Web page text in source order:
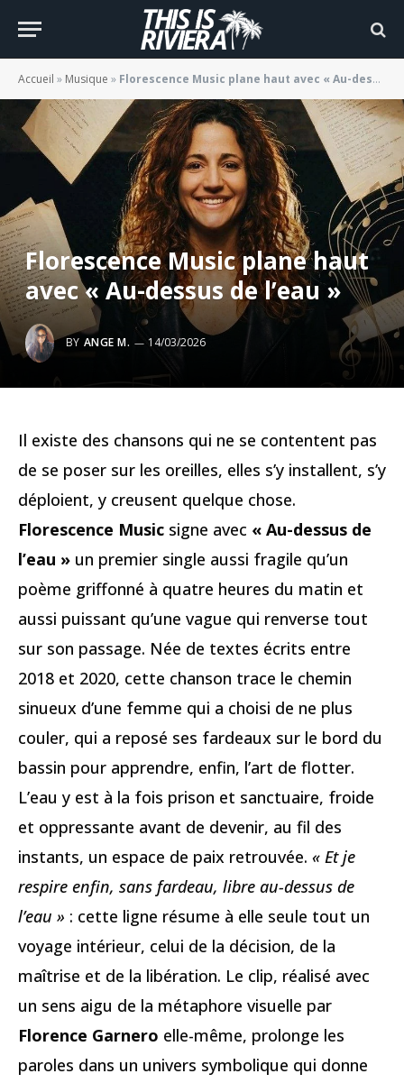
Accueil » Musique » Florescence Music plane haut avec « Au-dessus de l’eau »
Florescence Music plane haut
avec « Au-dessus de l’eau »
BY ANGE M. 14/03/2026
Il existe des chansons qui ne se contentent pas
de se poser sur les oreilles, elles s’y installent, s’y
déploient, y creusent quelque chose.
Florescence Music signe avec « Au-dessus de
l’eau » un premier single aussi fragile qu’un
poème griffonné à quatre heures du matin et
aussi puissant qu’une vague qui renverse tout
sur son passage. Née de textes écrits entre
2018 et 2020, cette chanson trace le chemin
sinueux d’une femme qui a choisi de ne plus
couler, qui a reposé ses fardeaux sur le bord du
bassin pour apprendre, enfin, l’art de flotter.
L’eau y est à la fois prison et sanctuaire, froide
et oppressante avant de devenir, au fil des
instants, un espace de paix retrouvée. « Et je
respire enfin, sans fardeau, libre au-dessus de
l’eau » : cette ligne résume à elle seule tout un
voyage intérieur, celui de la décision, de la
maîtrise et de la libération. Le clip, réalisé avec
un sens aigu de la métaphore visuelle par
Florence Garnero elle-même, prolonge les
paroles dans un univers symbolique qui donne